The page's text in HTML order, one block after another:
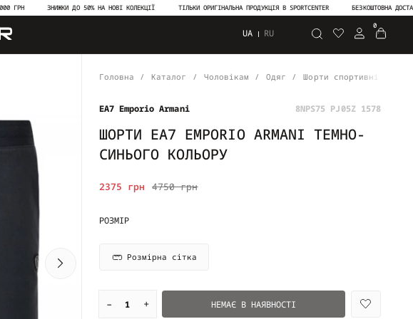
ЗНИЖКИ ДО 50% НА НОВІ КОЛЕКЦІЇ ТІЛЬКИ ОРИГІНАЛЬНА ПРОДУКЦІЯ В SPORTCENTER БЕЗКОШТОВНА ДОСТАВКА
UA RU Пошук
0
Головна Каталог Чоловікам Одяг Шорти спортивні
EA7 Emporio Armani 8NPS75 PJ05Z 1578
ШОРТИ EA7 EMPORIO ARMANI ТЕМНО-
СИНЬОГО КОЛЬОРУ
4750 грн
2375 грн
РОЗМІР
Розмірна сітка
– + НЕМАЄ В НАЯВНОСТІ